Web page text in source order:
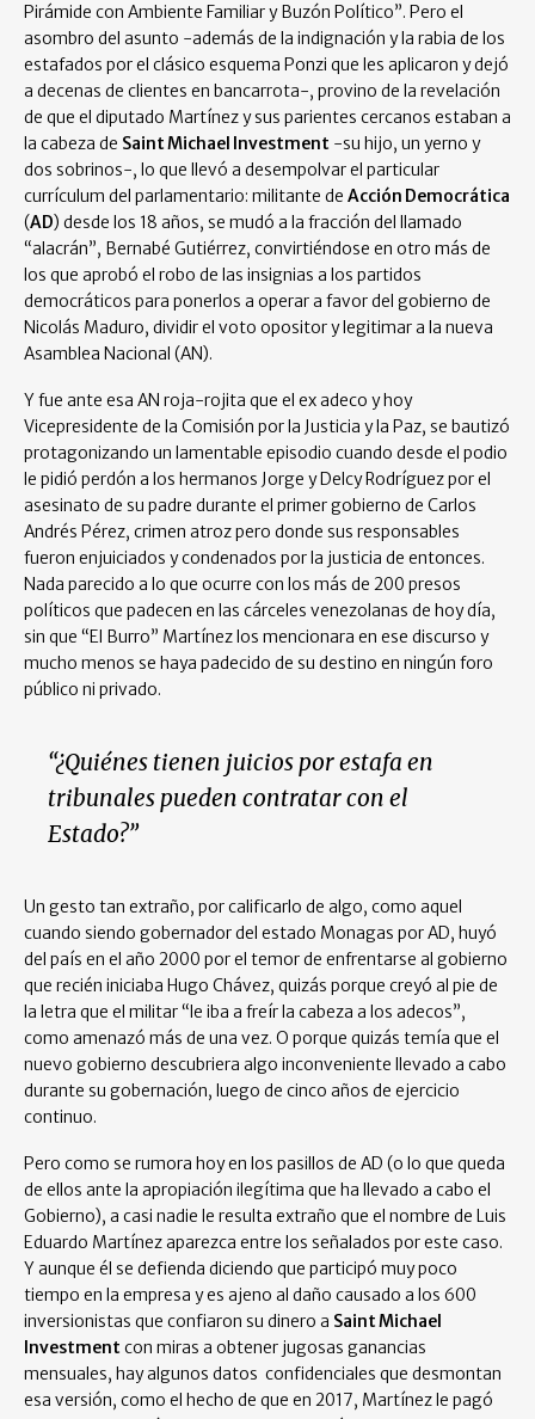
Pirámide con Ambiente Familiar y Buzón Político”. Pero el
asombro del asunto -además de la indignación y la rabia de los
estafados por el clásico esquema Ponzi que les aplicaron y dejó
a decenas de clientes en bancarrota-, provino de la revelación
de que el diputado Martínez y sus parientes cercanos estaban a
la cabeza de Saint Michael Investment -su hijo, un yerno y
dos sobrinos-, lo que llevó a desempolvar el particular
currículum del parlamentario: militante de Acción Democrática
(AD) desde los 18 años, se mudó a la fracción del llamado
“alacrán”, Bernabé Gutiérrez, convirtiéndose en otro más de
los que aprobó el robo de las insignias a los partidos
democráticos para ponerlos a operar a favor del gobierno de
Nicolás Maduro, dividir el voto opositor y legitimar a la nueva
Asamblea Nacional (AN).
Y fue ante esa AN roja-rojita que el ex adeco y hoy
Vicepresidente de la Comisión por la Justicia y la Paz, se bautizó
protagonizando un lamentable episodio cuando desde el podio
le pidió perdón a los hermanos Jorge y Delcy Rodríguez por el
asesinato de su padre durante el primer gobierno de Carlos
Andrés Pérez, crimen atroz pero donde sus responsables
fueron enjuiciados y condenados por la justicia de entonces.
Nada parecido a lo que ocurre con los más de 200 presos
políticos que padecen en las cárceles venezolanas de hoy día,
sin que “El Burro” Martínez los mencionara en ese discurso y
mucho menos se haya padecido de su destino en ningún foro
público ni privado.
“¿Quiénes tienen juicios por estafa en
tribunales pueden contratar con el
Estado?”
Un gesto tan extraño, por calificarlo de algo, como aquel
cuando siendo gobernador del estado Monagas por AD, huyó
del país en el año 2000 por el temor de enfrentarse al gobierno
que recién iniciaba Hugo Chávez, quizás porque creyó al pie de
la letra que el militar “le iba a freír la cabeza a los adecos”,
como amenazó más de una vez. O porque quizás temía que el
nuevo gobierno descubriera algo inconveniente llevado a cabo
durante su gobernación, luego de cinco años de ejercicio
continuo.
Pero como se rumora hoy en los pasillos de AD (o lo que queda
de ellos ante la apropiación ilegítima que ha llevado a cabo el
Gobierno), a casi nadie le resulta extraño que el nombre de Luis
Eduardo Martínez aparezca entre los señalados por este caso.
Y aunque él se defienda diciendo que participó muy poco
tiempo en la empresa y es ajeno al daño causado a los 600
inversionistas que confiaron su dinero a Saint Michael
Investment con miras a obtener jugosas ganancias
mensuales, hay algunos datos confidenciales que desmontan
esa versión, como el hecho de que en 2017, Martínez le pagó